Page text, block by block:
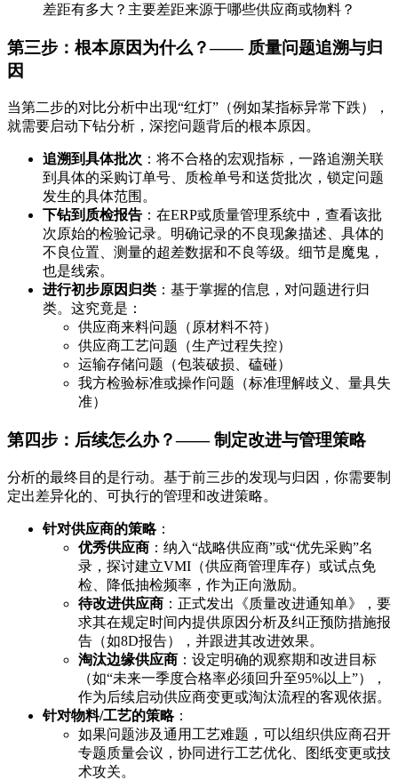
差距有多大？主要差距来源于哪些供应商或物料？
第三步：根本原因为什么？—— 质量问题追溯与归
因
当第二步的对比分析中出现“红灯”（例如某指标异常下跌），
就需要启动下钻分析，深挖问题背后的根本原因。
追溯到具体批次 ：将不合格的宏观指标，一路追溯关联
到具体的采购订单号、质检单号和送货批次，锁定问题
发生的具体范围。
下钻到质检报告 ：在ERP或质量管理系统中，查看该批
次原始的检验记录。明确记录的不良现象描述、具体的
不良位置、测量的超差数据和不良等级。细节是魔鬼，
也是线索。
进行初步原因归类 ：基于掌握的信息，对问题进行归
类。这究竟是：
供应商来料问题（原材料不符）
供应商工艺问题（生产过程失控）
运输存储问题（包装破损、磕碰）
我方检验标准或操作问题（标准理解歧义、量具失
准）
第四步：后续怎么办？—— 制定改进与管理策略
分析的最终目的是行动。基于前三步的发现与归因，你需要制
定出差异化的、可执行的管理和改进策略。
针对供应商的策略：
优秀供应商 ：纳入“战略供应商”或“优先采购”名
录，探讨建立VMI（供应商管理库存）或试点免
检、降低抽检频率，作为正向激励。
待改进供应商 ：正式发出《质量改进通知单》，要
求其在规定时间内提供原因分析及纠正预防措施报
告（如8D报告），并跟进其改进效果。
淘汰边缘供应商 ：设定明确的观察期和改进目标
（如“未来一季度合格率必须回升至95%以上”），
作为后续启动供应商变更或淘汰流程的客观依据。
针对物料/工艺的策略：
如果问题涉及通用工艺难题，可以组织供应商召开
专题质量会议，协同进行工艺优化、图纸变更或技
术攻关。